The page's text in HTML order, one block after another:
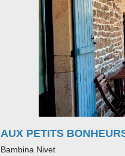
AUX PETITS
Bambina Nivet